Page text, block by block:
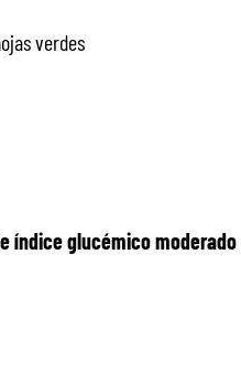
verdes
índice glucémico moderado